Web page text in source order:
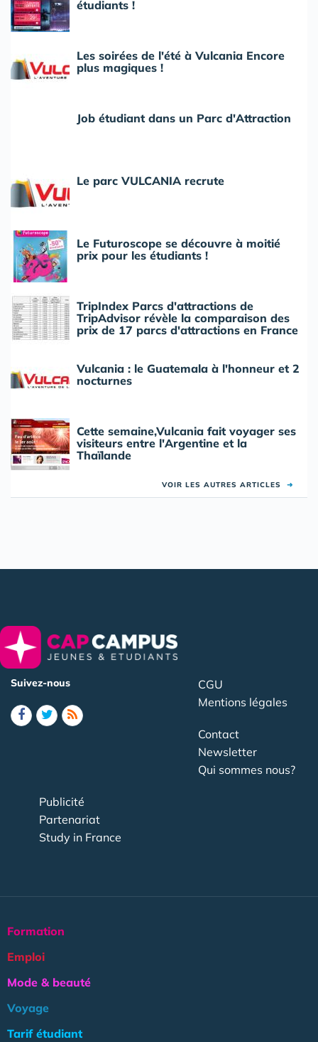
étudiants !
Les soirées de l'été à Vulcania Encore
plus magiques !
Job étudiant dans un Parc d'Attraction
Le parc VULCANIA recrute
Le Futuroscope se découvre à moitié
prix pour les étudiants !
TripIndex Parcs d'attractions de
TripAdvisor révèle la comparaison des
prix de 17 parcs d'attractions en France
Vulcania : le Guatemala à l'honneur et 2
nocturnes
Cette semaine,Vulcania fait voyager ses
visiteurs entre l'Argentine et la
Thaïlande
VOIR LES AUTRES ARTICLES ➜
Suivez-nous
CGU
Mentions légales
Contact
Newsletter
Qui sommes nous?
Publicité
Partenariat
Study in France
Formation
Emploi
Mode & beauté
Voyage
Tarif étudiant